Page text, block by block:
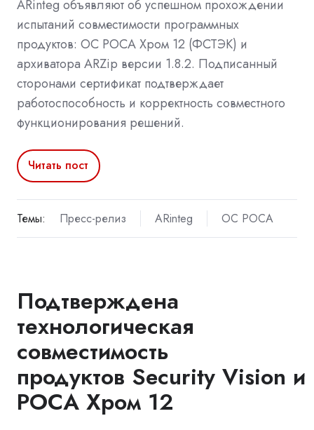
ARinteg объявляют об успешном прохождении
испытаний совместимости программных
продуктов: ОС РОСА Хром 12 (ФСТЭК) и
архиватора ARZip версии 1.8.2. Подписанный
сторонами сертификат подтверждает
работоспособность и корректность совместного
функционирования решений.
Читать пост
Темы: Пресс-релиз ARinteg ОС РОСА
Подтверждена
технологическая
совместимость
продуктов Security Vision и
РОСА Хром 12